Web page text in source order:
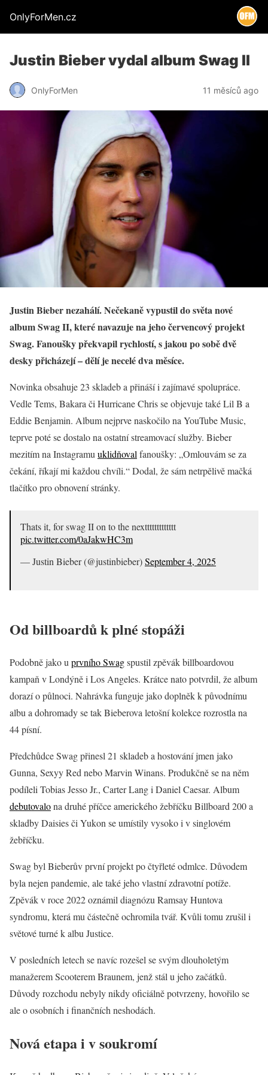
OnlyForMen.cz
Justin Bieber vydal album Swag II
OnlyForMen 11 měsíců ago
Justin Bieber nezahálí. Nečekaně vypustil do světa nové
album Swag II, které navazuje na jeho červencový projekt
Swag. Fanoušky překvapil rychlostí, s jakou po sobě dvě
desky přicházejí – dělí je necelé dva měsíce.
Novinka obsahuje 23 skladeb a přináší i zajímavé spolupráce.
Vedle Tems, Bakara či Hurricane Chris se objevuje také Lil B a
Eddie Benjamin. Album nejprve naskočilo na YouTube Music,
teprve poté se dostalo na ostatní streamovací služby. Bieber
mezitím na Instagramuuklidňovalfanoušky: „Omlouvám se za
čekání, říkají mi každou chvíli.“ Dodal, že sám netrpělivě mačká
tlačítko pro obnovení stránky.
Thats it, for swag II on to the nexttttttttttttt
pic.twitter.com/0aJakwHC3m
— Justin Bieber (@justinbieber)September 4, 2025
Od billboardů k plné stopáži
Podobně jako uprvního Swagspustil zpěvák billboardovou
kampaň v Londýně i Los Angeles. Krátce nato potvrdil, že album
dorazí o půlnoci. Nahrávka funguje jako doplněk k původnímu
albu a dohromady se tak Bieberova letošní kolekce rozrostla na
44 písní.
Předchůdce Swag přinesl 21 skladeb a hostování jmen jako
Gunna, Sexyy Red nebo Marvin Winans. Produkčně se na něm
podíleli Tobias Jesso Jr., Carter Lang i Daniel Caesar. Album
debutovalona druhé příčce amerického žebříčku Billboard 200 a
skladby Daisies či Yukon se umístily vysoko i v singlovém
žebříčku.
Swag byl Bieberův první projekt po čtyřleté odmlce. Důvodem
byla nejen pandemie, ale také jeho vlastní zdravotní potíže.
Zpěvák v roce 2022 oznámil diagnózu Ramsay Huntova
syndromu, která mu částečně ochromila tvář. Kvůli tomu zrušil i
světové turné k albu Justice.
V posledních letech se navíc rozešel se svým dlouholetým
manažerem Scooterem Braunem, jenž stál u jeho začátků.
Důvody rozchodu nebyly nikdy oficiálně potvrzeny, hovořilo se
ale o osobních i finančních neshodách.
Nová etapa i v soukromí